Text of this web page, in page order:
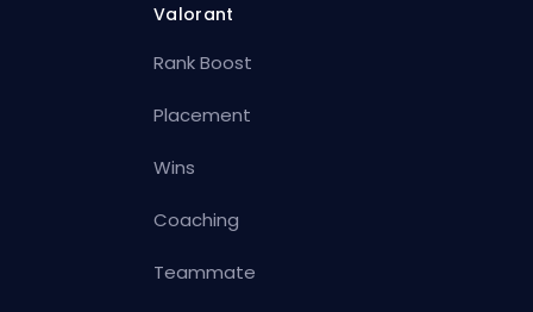
Valorant
Rank Boost
Placement
Wins
Coaching
Teammate